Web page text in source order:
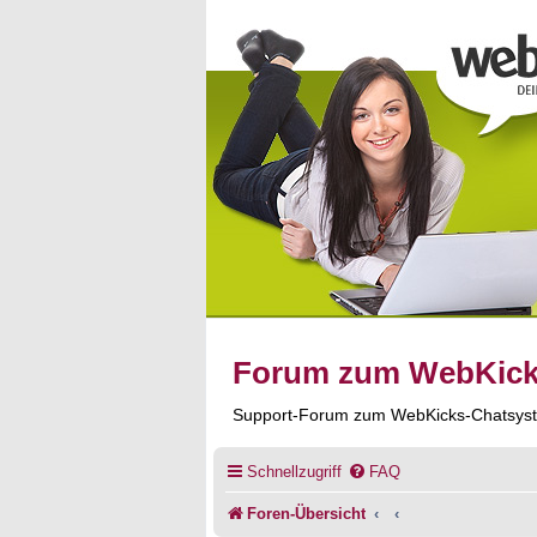
Forum zum
Support-Forum zum WebKicks-
Schnellzugriff FAQ
Foren-Übersicht